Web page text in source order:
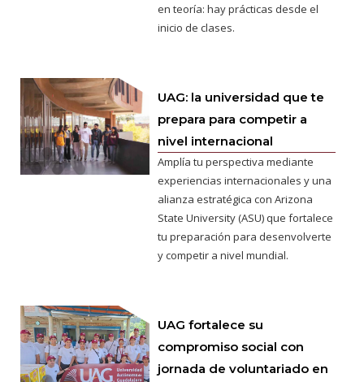
en teoría: hay prácticas desde el
inicio de clases.
UAG: la universidad que te
prepara para competir a
nivel internacional
Amplía tu perspectiva mediante
experiencias internacionales y una
alianza estratégica con Arizona
State University (ASU) que fortalece
tu preparación para desenvolverte
y competir a nivel mundial.
UAG fortalece su
compromiso social con
jornada de voluntariado en